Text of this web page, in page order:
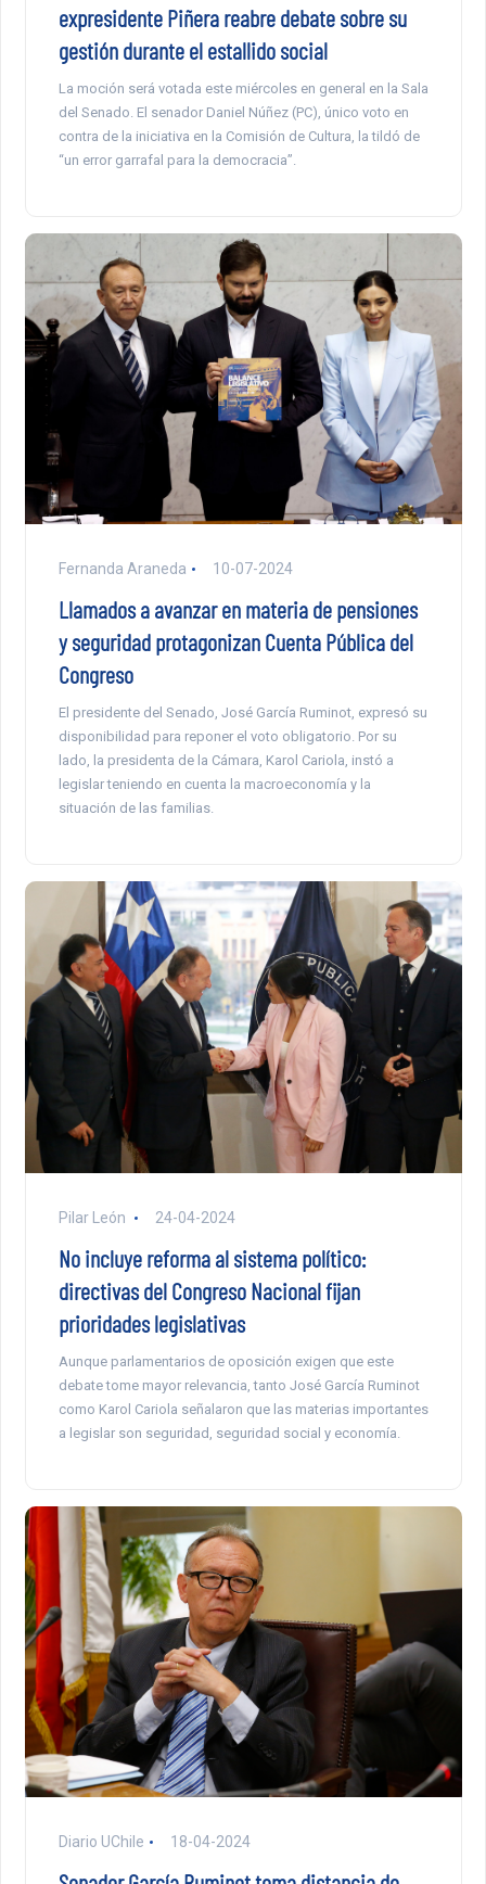
expresidente Piñera reabre debate sobre su
gestión durante el estallido social
La moción será votada este miércoles en general en la Sala
del Senado. El senador Daniel Núñez (PC), único voto en
contra de la iniciativa en la Comisión de Cultura, la tildó de
“un error garrafal para la democracia”.
Fernanda Araneda 10-07-2024
Llamados a avanzar en materia de pensiones
y seguridad protagonizan Cuenta Pública del
Congreso
El presidente del Senado, José García Ruminot, expresó su
disponibilidad para reponer el voto obligatorio. Por su
lado, la presidenta de la Cámara, Karol Cariola, instó a
legislar teniendo en cuenta la macroeconomía y la
situación de las familias.
Pilar León 24-04-2024
No incluye reforma al sistema político:
directivas del Congreso Nacional fijan
prioridades legislativas
Aunque parlamentarios de oposición exigen que este
debate tome mayor relevancia, tanto José García Ruminot
como Karol Cariola señalaron que las materias importantes
a legislar son seguridad, seguridad social y economía.
Diario UChile 18-04-2024